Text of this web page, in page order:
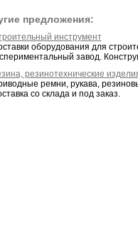
предложения:
инструмент
оборудования для
завод.
резинотехнические
ремни, рукава,
со склада и под заказ.